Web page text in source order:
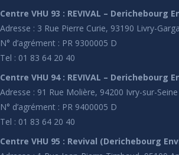
Centre VHU 93 : REVIVAL – Derichebourg
Adresse : 3 Rue Pierre Curie, 93190 Livry-
N° d’agrément : PR 9300005 D
Tel : 01 83 64 20 40
Centre VHU 94 : REVIVAL – Derichebourg
Adresse : 91 Rue Molière, 94200 Ivry-sur-Seine
N° d’agrément : PR 9400005 D
Tel : 01 83 64 20 40
Centre VHU 95 : Revival (Derichebourg